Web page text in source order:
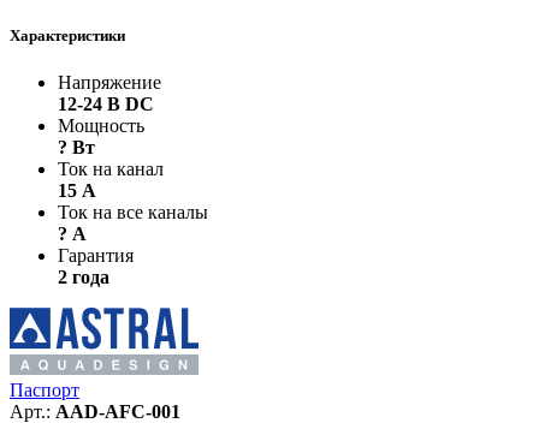
Характеристики
Напряжение
12-24 В DC
Мощность
? Вт
Ток на канал
15 А
Ток на все каналы
? А
Гарантия
2 года
Паспорт
Арт.: AAD-AFC-001